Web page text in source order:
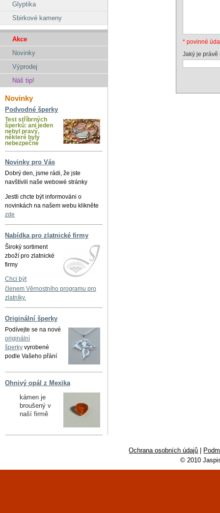
Glyptika
Sbirkové kameny
Akce
Novinky
Výprodej
Náš tip!
Novinky
Podvodné šperky
Test stříbrných
šperků: ani jeden
nebyl pravý,
některé byly
nebezpečné
Novinky pro Vás
Dobrý den, jsme rádi, že jste
navštívili naše webowé stránky
Jestli chcte být informováni o
novinkách na našem webu klikněte
zde
Nabídka pro zlatnické firmy
Široký sortiment
zboží pro zlatnické
firmy
Chci být
členem Věrnostního programu pro
zlatníky.
Originální šperky
Podívejte se na nové
originální
šperky vyrobené
podle Vašeho přání
Ohnivý opál z Mexika
kámen je
broušený v
naší firmě
* povinné
Jaký je právě
Ochrana osobních údajů
© 2010